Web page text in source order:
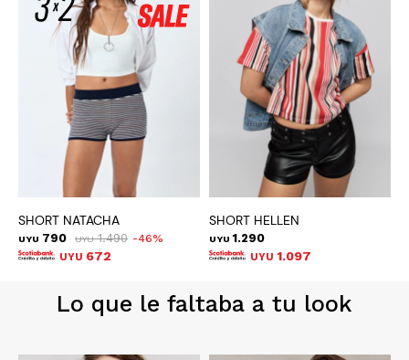
SHORT NATACHA
UYU 790 UYU 1.490 46
UYU 672
SHORT HELLEN
UYU 1.290
UYU 1.097
Lo que le faltaba a tu look